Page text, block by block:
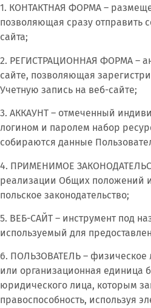
1. КОНТАКТНАЯ ФОРМА –
позволяющая сразу отправить
сайта;
2. РЕГИСТРАЦИОННАЯ ФОРМА –
сайте, позволяющая
Учетную запись на веб-сайте;
3. АККАУНТ – отмеченный
логином и паролем набор
собираются данные
4. ПРИМЕНИМОЕ
реализации Общих положений
польское законодательство;
5. ВЕБ-САЙТ – инструмент под
используемый для
6. ПОЛЬЗОВАТЕЛЬ –
или организационная единица
юридического лица, которым
правоспособность, используя